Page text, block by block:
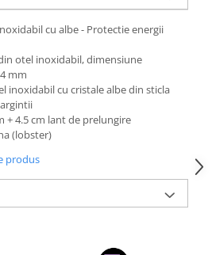
cu albe - Protectie energii
otel inoxidabil, dimensiune
mm
inoxidabil cu cristale albe din sticla
+ 4.5 cm lant de prelungire
(lobster)
produs